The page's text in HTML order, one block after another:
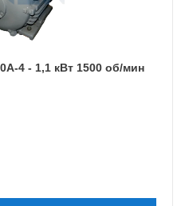
4 - 1,1 кВт 1500 об/мин